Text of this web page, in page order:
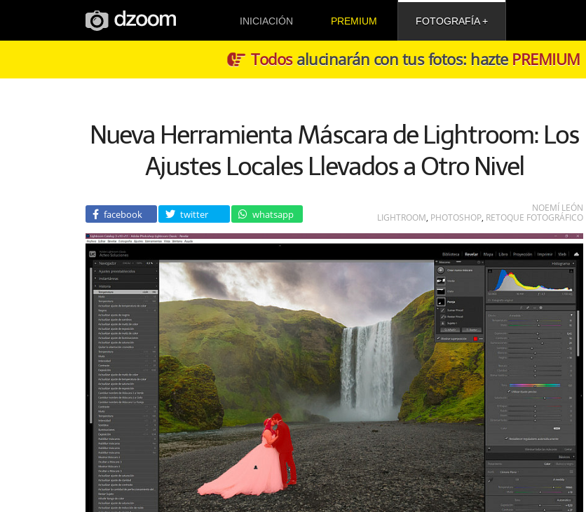
INICIACIÓN PREMIUM FOTOGRAFÍA
Todosalucinarán con tus fotos: hazte PREMIUM
Nueva Herramienta Máscara de Lightroom: Los
Ajustes Locales Llevados a Otro Nivel
facebook twitter whatsapp
NOEMÍ LEÓN
LIGHTROOM, PHOTOSHOP, RETOQUE FOTOGRÁFICO